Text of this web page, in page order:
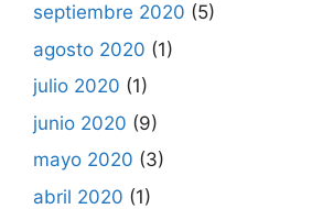
septiembre 2020 (5)
agosto 2020 (1)
julio 2020 (1)
junio 2020 (9)
mayo 2020 (3)
abril 2020 (1)